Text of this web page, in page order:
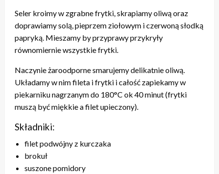
Seler kroimy w zgrabne frytki, skrapiamy oliwą oraz
doprawiamy solą, pieprzem ziołowym i czerwoną słodką
papryką. Mieszamy by przyprawy przykryły
równomiernie wszystkie frytki.
Naczynie żaroodporne smarujemy delikatnie oliwą.
Układamy w nim fileta i frytki i całość zapiekamy w
piekarniku nagrzanym do 180°C ok 40 minut (frytki
muszą być miękkie a filet upieczony).
Składniki:
filet podwójny z kurczaka
brokuł
suszone pomidory